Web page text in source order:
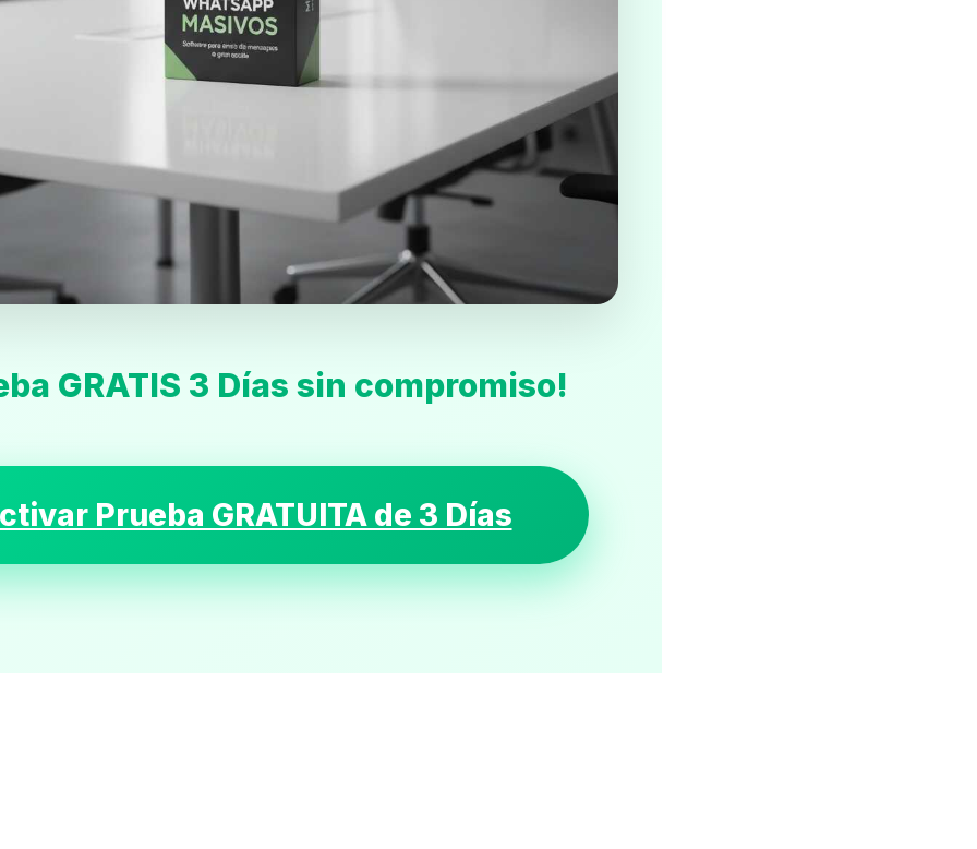
Inicio
GRATIS 3 Días sin compromiso!
Prueba GRATUITA de 3 Días